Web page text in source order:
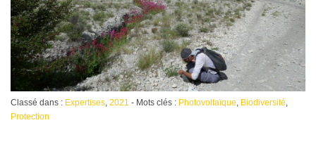
Classé dans : Expertises, 2021 - Mots clés : Photovoltaïque, Biodiversité,
Protection